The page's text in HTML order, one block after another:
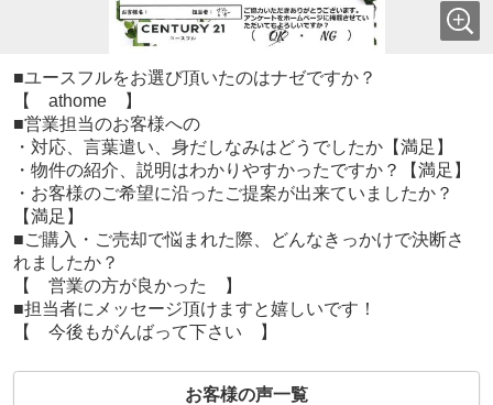
■ユースフルをお選び頂いたのはナゼですか？
【 athome 】
■営業担当のお客様への
・対応、言葉遣い、身だしなみはどうでしたか【満足】
・物件の紹介、説明はわかりやすかったですか？【満足】
・お客様のご希望に沿ったご提案が出来ていましたか？
【満足】
■ご購入・ご売却で悩まれた際、どんなきっかけで決断さ
れましたか？
【 営業の方が良かった 】
■担当者にメッセージ頂けますと嬉しいです！
【 今後もがんばって下さい 】
お客様の声一覧